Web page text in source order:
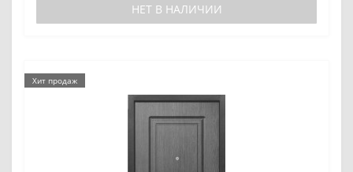
НЕТ В НАЛИЧИИ
Хит продаж